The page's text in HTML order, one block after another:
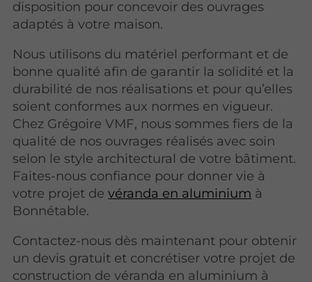
disposition pour concevoir des ouvrages
adaptés à votre maison.
Nous utilisons du matériel performant et de
bonne qualité afin de garantir la solidité et la
durabilité de nos réalisations et pour qu’elles
soient conformes aux normes en vigueur.
Chez Grégoire VMF, nous sommes fiers de la
qualité de nos ouvrages réalisés avec soin
selon le style architectural de votre bâtiment.
Faites-nous confiance pour donner vie à
votre projet devéranda en aluminium à
Bonnétable.
Contactez-nous dès maintenant pour obtenir
un devis gratuit et concrétiser votre projet de
construction de véranda en aluminium à